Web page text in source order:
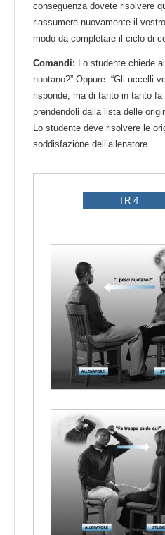
conseguenza dovete risolvere
riassumere nuovamente il
modo da completare il ciclo di
Comandi: Lo studente chiede
nuotano?” Oppure: “Gli uccelli
risponde, ma di tanto in tanto
prendendoli dalla lista delle
Lo studente deve risolvere le
soddisfazione dell’allenatore.
TR 4